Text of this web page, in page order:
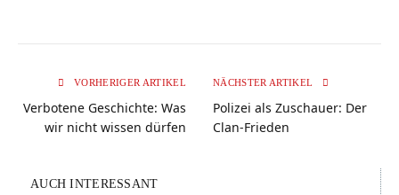
VORHERIGER ARTIKEL
Verbotene Geschichte: Was
wir nicht wissen dürfen
NÄCHSTER ARTIKEL
Polizei als Zuschauer: Der
Clan-Frieden
AUCH INTERESSANT